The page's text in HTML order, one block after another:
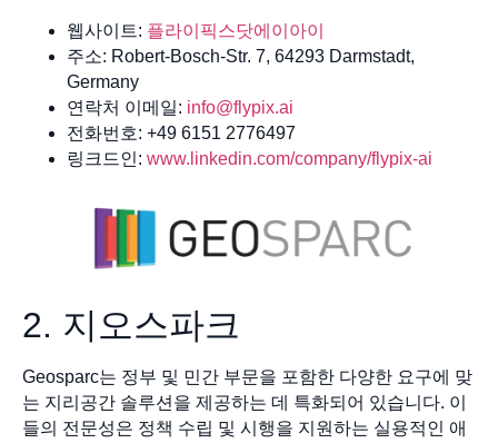
웹사이트: 플라이픽스닷에이아이
주소: Robert-Bosch-Str. 7, 64293 Darmstadt,
Germany
연락처 이메일: info@flypix.ai
전화번호: +49 6151 2776497
링크드인: www.linkedin.com/company/flypix-ai
2. 지오스파크
Geosparc는 정부 및 민간 부문을 포함한 다양한 요구에 맞
는 지리공간 솔루션을 제공하는 데 특화되어 있습니다. 이
들의 전문성은 정책 수립 및 시행을 지원하는 실용적인 애